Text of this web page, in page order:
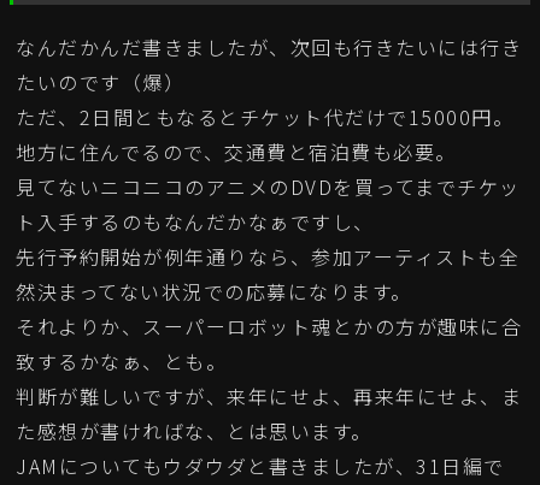
なんだかんだ書きましたが、次回も行きたいには行き
たいのです（爆）
ただ、2日間ともなるとチケット代だけで15000円。
地方に住んでるので、交通費と宿泊費も必要。
見てないニコニコのアニメのDVDを買ってまでチケッ
ト入手するのもなんだかなぁですし、
先行予約開始が例年通りなら、参加アーティストも全
然決まってない状況での応募になります。
それよりか、スーパーロボット魂とかの方が趣味に合
致するかなぁ、とも。
判断が難しいですが、来年にせよ、再来年にせよ、ま
た感想が書ければな、とは思います。
JAMについてもウダウダと書きましたが、31日編で